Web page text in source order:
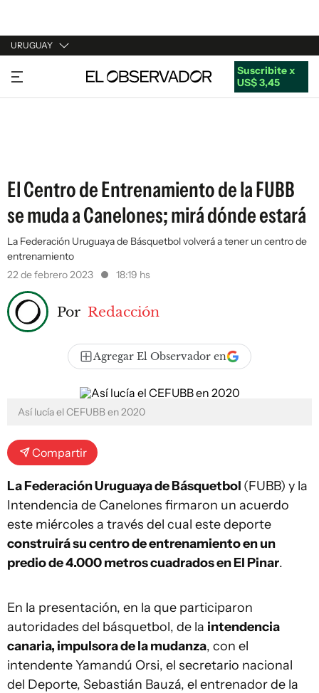
URUGUAY
URUGUAY
ARGENTINA
Suscribite x
US$ 3,45
El Centro de Entrenamiento de la FUBB
se muda a Canelones; mirá dónde estará
La Federación Uruguaya de Básquetbol volverá a tener un centro de
entrenamiento
22 de febrero 2023
18:19 hs
Por Redacción
Agregar El Observador en
Así lucía el CEFUBB en 2020
Compartir
La Federación Uruguaya de Básquetbol (FUBB) y la
Intendencia de Canelones firmaron un acuerdo
este miércoles a través del cual este deporte
construirá su centro de entrenamiento en un
predio de 4.000 metros cuadrados en El Pinar.
En la presentación, en la que participaron
autoridades del básquetbol, de la intendencia
canaria, impulsora de la mudanza, con el
intendente Yamandú Orsi, el secretario nacional
del Deporte, Sebastián Bauzá, el entrenador de la